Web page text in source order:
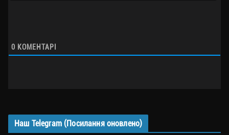
0 КОМЕНТАРІ
Наш Telegram (Посилання оновлено)